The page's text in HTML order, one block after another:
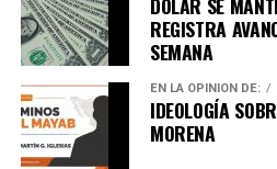
mes después de haberse
importado del SARS-CoV-2. La
elprimer deceso por el virus el
2020 en un paciente que había
nueve días antes ypadecía
REGISTRA
SEMANA
EN LA OPINIÓN DE:
IDEOLOGÍA
MORENA